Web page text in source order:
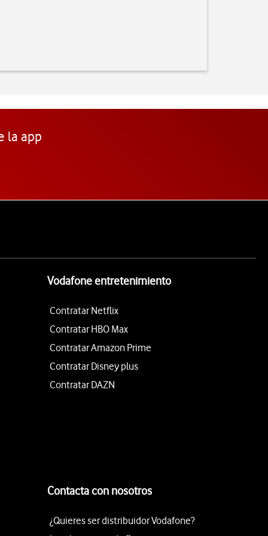
la app
Vodafone entretenimiento
Contratar Netflix
Contratar HBO Max
Contratar Amazon Prime
Contratar Disney plus
Contratar DAZN
Contacta con nosotros
¿Quieres ser distribuidor Vodafone?